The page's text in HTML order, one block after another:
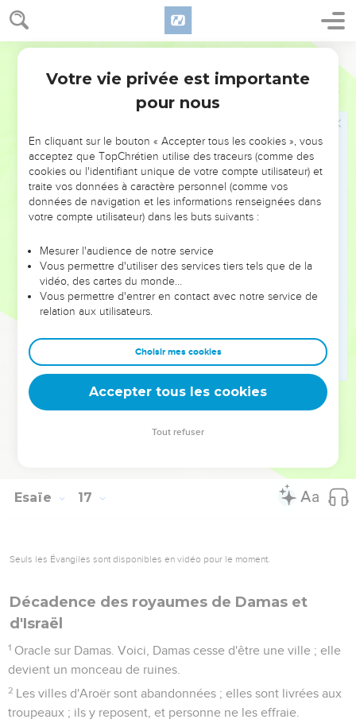
Esaïe 16
8 Car les champs de Hesbon et le vignoble de Sibma
languissent ; les maîtres des nations ont brisé ses meilleurs
ceps, qui s'étendaient jusqu'à Jaezer, qui erraient dans le
désert, et dont les jets allaient se répandre à travers la mer.
Aussi je pleure sur le vignoble de Sibma, comme sur
Jaezer ; je vous arrose de mes larmes, Hesbon et Élealé !
Parce que le cri de guerre fond sur vos fruits et sur vos
moissons.
La joie et l'allégresse ont disparu des vergers ; dans les
vignes plus de chants, plus de cris de joie ; plus de
vendangeur qui foule le vin dans les cuves ! J'ai fait cesser
Aussi ma poitrine soupire sur Moab comme une harpe, et
mon coeur sur Kir-Hérès.
Et quand Moab se présentera et se fatiguera sur les hauts
lieux, quand il entrera au sanctuaire pour prier, il ne pourra
rien obtenir.
Telle est la parole que l'Éternel a prononcée dès
longtemps sur Moab.
Et maintenant l'Éternel a parlé, disant : Dans trois ans, tels
que sont les ans d'un mercenaire, la gloire de Moab tombera
Esaïe 17
Seuls les Évangiles sont disponibles en vidéo pour le moment.
Décadence des royaumes de Damas et
d'Israël
1 Oracle sur Damas. Voici, Damas cesse d'être une ville ; elle
devient un monceau de ruines.
2 Les villes d'Aroër sont abandonnées ; elles sont livrées aux
troupeaux ; ils y reposent, et personne ne les effraie.
Votre vie privée est importante
pour nous
En cliquant sur le bouton « Accepter tous les cookies », vous
acceptez que TopChrétien utilise des traceurs (comme des
cookies ou l'identifiant unique de votre compte utilisateur) et
traite vos données à caractère personnel (comme vos
données de navigation et les informations renseignées dans
votre compte utilisateur) dans les buts suivants :
Mesurer l'audience de notre service
Vous permettre d'utiliser des services tiers tels que de la
vidéo, des cartes du monde…
Vous permettre d'entrer en contact avec notre service de
relation aux utilisateurs.
Choisir mes cookies
Accepter tous les cookies
Tout refuser